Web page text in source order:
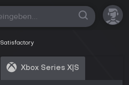
Satisfactory
Xbox Series X|S